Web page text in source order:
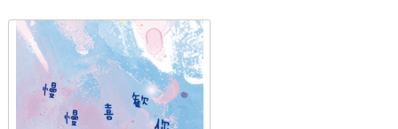
會員中心
註冊會員
登入